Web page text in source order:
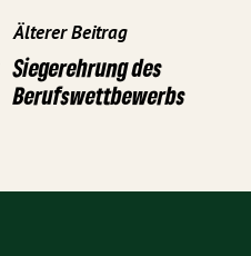
Älterer Beitrag
Siegerehrung des
Berufswettbewerbs